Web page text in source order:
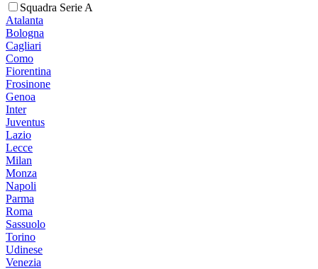
Squadra Serie A
Atalanta
Bologna
Cagliari
Como
Fiorentina
Frosinone
Genoa
Inter
Juventus
Lazio
Lecce
Milan
Monza
Napoli
Parma
Roma
Sassuolo
Torino
Udinese
Venezia